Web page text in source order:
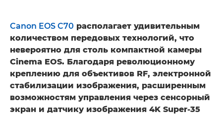
Canon EOS C70 располагает удивительным
количеством передовых технологий, что
невероятно для столь компактной камеры
Cinema EOS. Благодаря революционному
креплению для объективов RF, электронной
стабилизации изображения, расширенным
возможностям управления через сенсорный
экран и датчику изображения 4K Super-35